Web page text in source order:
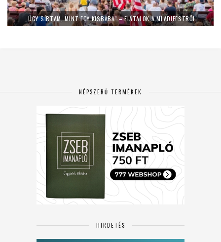
„ÚGY SÍRTAM, MINT EGY KISBABA” – FIATALOK A MLADIFESTRŐL
NÉPSZERŰ TERMÉKEK
HIRDETÉS